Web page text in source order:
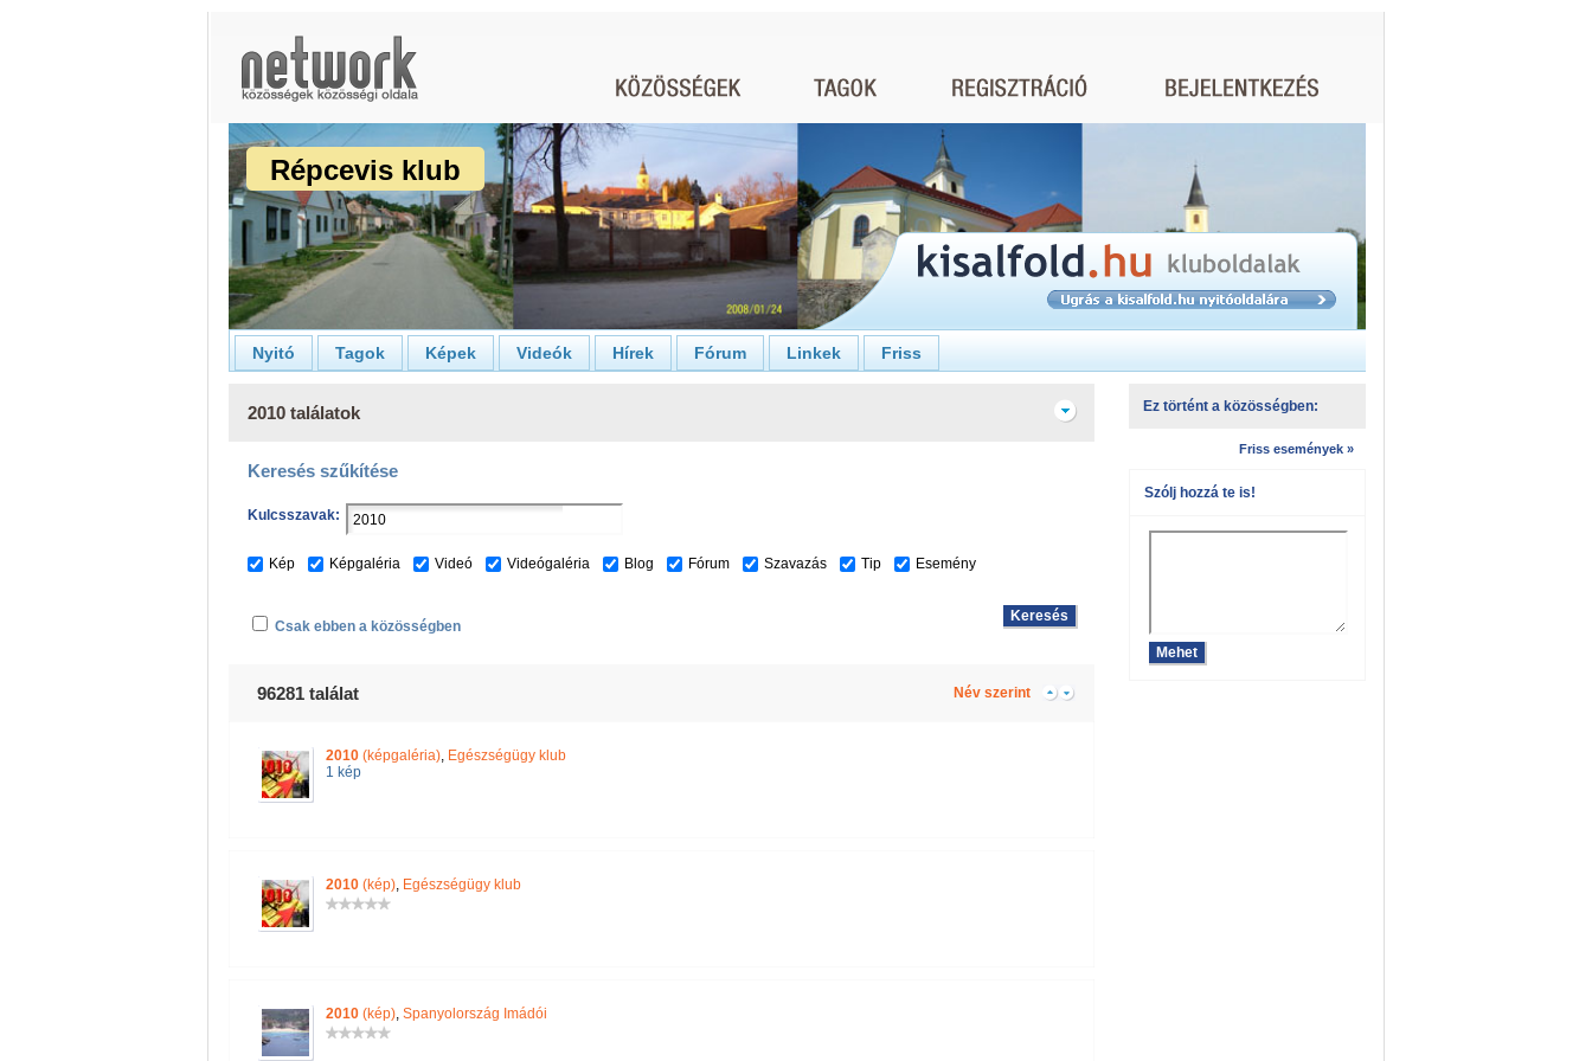
Répcevis klub
Nyitó Tagok Képek Videók Hírek Fórum Linkek Friss
2010 találatok
Keresés szűkítése
Kulcsszavak:
Kép Képgaléria Videó Videógaléria Blog Fórum Szavazás Tip Esemény
Csak ebben a közösségben
96281 találat Név szerint
2010 (képgaléria), Egészségügy klub
1 kép
2010 (kép), Egészségügy klub
2010 (kép), Spanyolország Imádói
Ez történt a közösségben:
Friss események »
Szólj hozzá te is!